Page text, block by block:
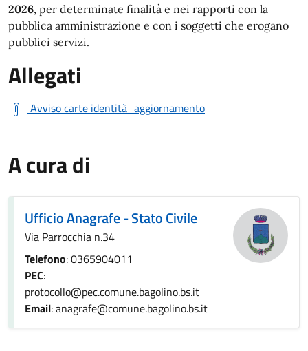
2026, per determinate finalità e nei rapporti con la
pubblica amministrazione e con i soggetti che erogano
pubblici servizi.
Allegati
Avviso carte identità_aggiornamento
A cura di
Ufficio Anagrafe - Stato Civile
Via Parrocchia n.34
Telefono: 0365904011
PEC:
protocollo@pec.comune.bagolino.bs.it
Email: anagrafe@comune.bagolino.bs.it